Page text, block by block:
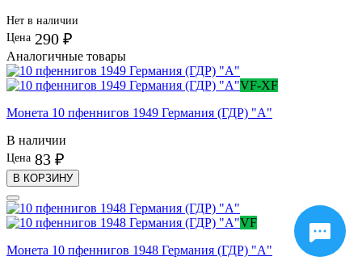
Нет в наличии
Цена 290 ₽
Аналогичные товары
VF-XF
Монета 10 пфеннигов 1949 Германия (ГДР) "А"
В наличии
Цена 83 ₽
В КОРЗИНУ
VF
Монета 10 пфеннигов 1948 Германия (ГДР) "А"